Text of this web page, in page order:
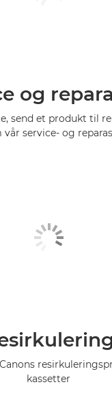
og
send et produkt til
service- og
kassetter